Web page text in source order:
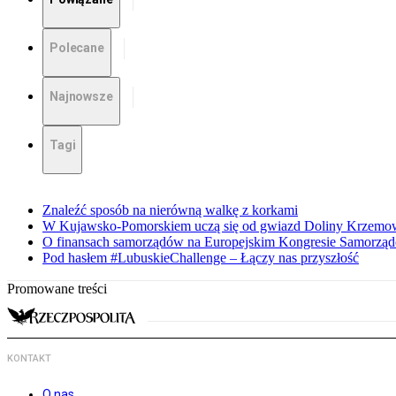
Polecane
Najnowsze
Tagi
Znaleźć sposób na nierówną walkę z korkami
W Kujawsko-Pomorskiem uczą się od gwiazd Doliny
O finansach samorządów na Europejskim Kongresie
Pod hasłem #LubuskieChallenge – Łączy nas przyszłość
Promowane treści
KONTAKT